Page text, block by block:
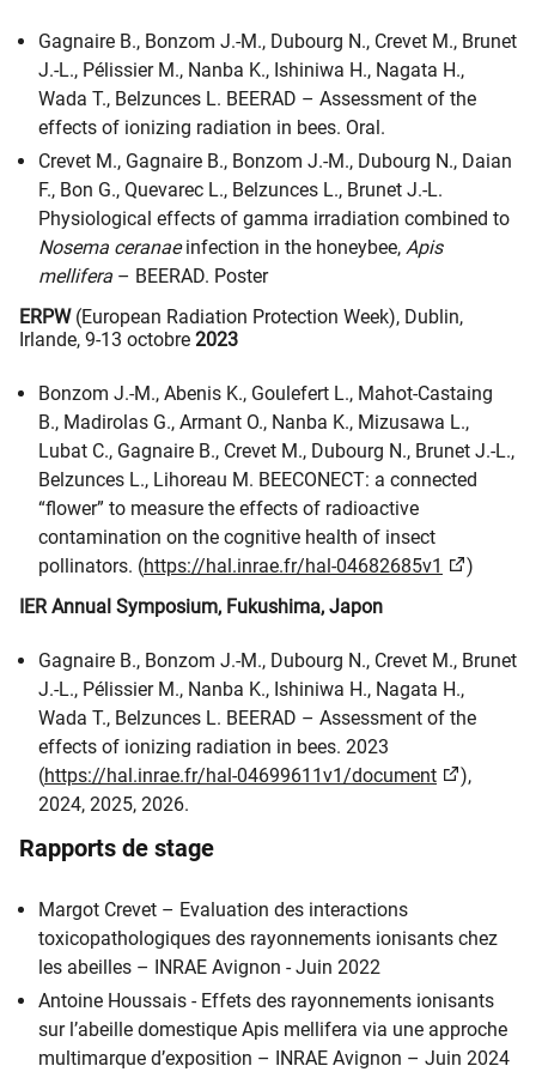
Gagnaire B., Bonzom J.-M., Dubourg N., Crevet M., Brunet
J.-L., Pélissier M., Nanba K., Ishiniwa H., Nagata H.,
Wada T., Belzunces L. BEERAD – Assessment of the
effects of ionizing radiation in bees. Oral.
Crevet M., Gagnaire B., Bonzom J.-M., Dubourg N., Daian
F., Bon G., Quevarec L., Belzunces L., Brunet J.-L.
Physiological effects of gamma irradiation combined to
Nosema ceranaeinfection in the honeybee, Apis
mellifera – BEERAD. Poster
ERPW(European Radiation Protection Week), Dublin,
Irlande, 9-13 octobre 2023
Bonzom J.-M., Abenis K., Goulefert L., Mahot-Castaing
B., Madirolas G., Armant O., Nanba K., Mizusawa L.,
Lubat C., Gagnaire B., Crevet M., Dubourg N., Brunet J.-L.,
Belzunces L., Lihoreau M. BEECONECT: a connected
“flower” to measure the effects of radioactive
contamination on the cognitive health of insect
pollinators. (https://hal.inrae.fr/hal-04682685v1
)
IER Annual Symposium, Fukushima, Japon
Gagnaire B., Bonzom J.-M., Dubourg N., Crevet M., Brunet
J.-L., Pélissier M., Nanba K., Ishiniwa H., Nagata H.,
Wada T., Belzunces L. BEERAD – Assessment of the
effects of ionizing radiation in bees. 2023
(https://hal.inrae.fr/hal-04699611v1/document
),
2024, 2025, 2026.
Rapports de stage
Margot Crevet – Evaluation des interactions
toxicopathologiques des rayonnements ionisants chez
les abeilles – INRAE Avignon - Juin 2022
Antoine Houssais - Effets des rayonnements ionisants
sur l’abeille domestique Apis mellifera via une approche
multimarque d’exposition – INRAE Avignon – Juin 2024